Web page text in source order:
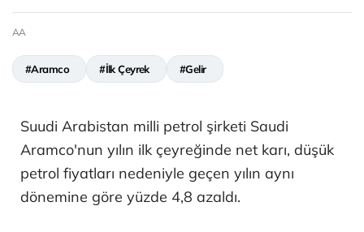
AA
#Aramco #İlk Çeyrek #Gelir
Suudi Arabistan milli petrol şirketi Saudi
Aramco'nun yılın ilk çeyreğinde net karı, düşük
petrol fiyatları nedeniyle geçen yılın aynı
dönemine göre yüzde 4,8 azaldı.